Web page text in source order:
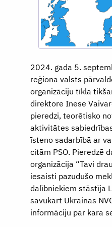
2024. gada 5.
reģiona valsts
organizāciju tīkla
direktore Inese
pieredzi, teorētisko
aktivitātes
īsteno sadarbībā ar
citām PSO. Pieredzē
organizācija “Tavi
iesaisti pazudušo
dalībniekiem stāstīja
savukārt Ukrainas
informāciju par kara